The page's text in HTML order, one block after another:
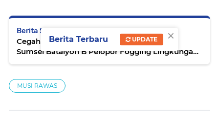
Berita Selanjutnya
Cegah Demam Berdarah, Satbrimob Polda
Sumsel Batalyon B Pelopor Fogging Lingkungan
MUSI RAWAS
×
Berita Terbaru UPDATE